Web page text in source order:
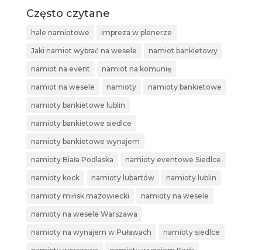
Często czytane
hale namiotowe impreza w plenerze
Jaki namiot wybrać na wesele namiot bankietowy
namiot na event namiot na komunię
namiot na wesele namioty namioty bankietowe
namioty bankietowe lublin
namioty bankietowe siedlce
namioty bankietowe wynajem
namioty Biała Podlaska namioty eventowe Siedlce
namioty kock namioty lubartów namioty lublin
namioty mińsk mazowiecki namioty na wesele
namioty na wesele Warszawa
namioty na wynajem w Puławach namioty siedlce